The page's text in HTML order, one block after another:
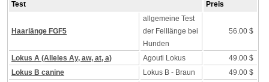
Test Preis
Haarlänge FGF5
allgemeine Test
der Felllänge bei
Hunden
56.00 $
Lokus A (Alleles Ay, aw, at, a) Agouti Lokus
49.00 $
Lokus B canine
Lokus B - Braun 49.00 $